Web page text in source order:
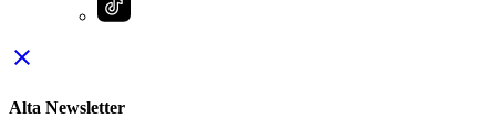
close
Alta Newsletter